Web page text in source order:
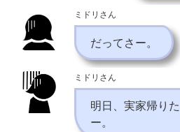
ミドリさん
だってさー。
ミドリさん
明日、実家帰り
ー。